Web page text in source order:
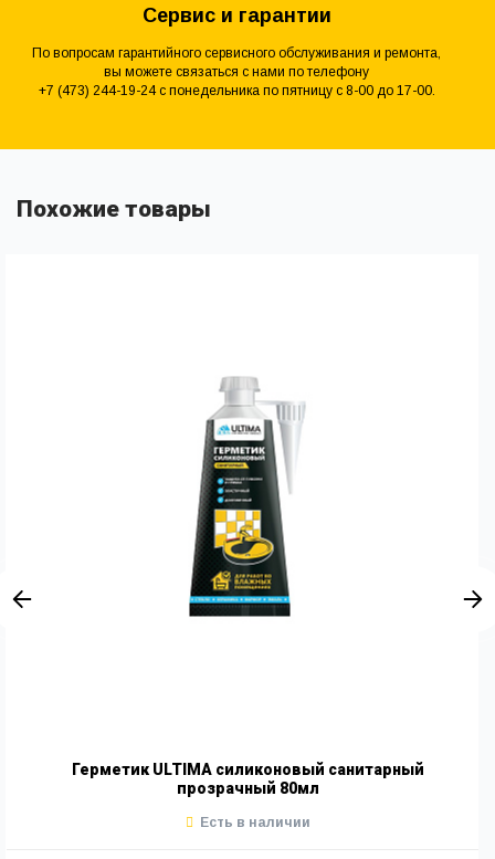
Сервис и гарантии
По вопросам гарантийного сервисного обслуживания и ремонта,
вы можете связаться с нами по телефону
+7 (473) 244-19-24 с понедельника по пятницу с 8-00 до 17-00.
Похожие товары
Герметик ULTIMA силиконовый санитарный
прозрачный 80мл
Есть в наличии